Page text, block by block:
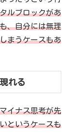
ルブロックがあ
、自分には無理
まうケースもあ
れる
イナス思考が先
というケースも